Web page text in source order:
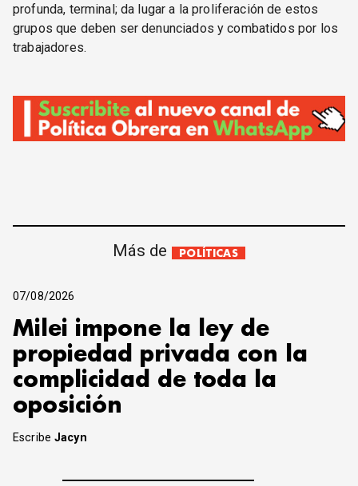
profunda, terminal; da lugar a la proliferación de estos
grupos que deben ser denunciados y combatidos por los
trabajadores.
Más de POLÍTICAS
07/08/2026
Milei impone la ley de
propiedad privada con la
complicidad de toda la
oposición
EscribeJacyn